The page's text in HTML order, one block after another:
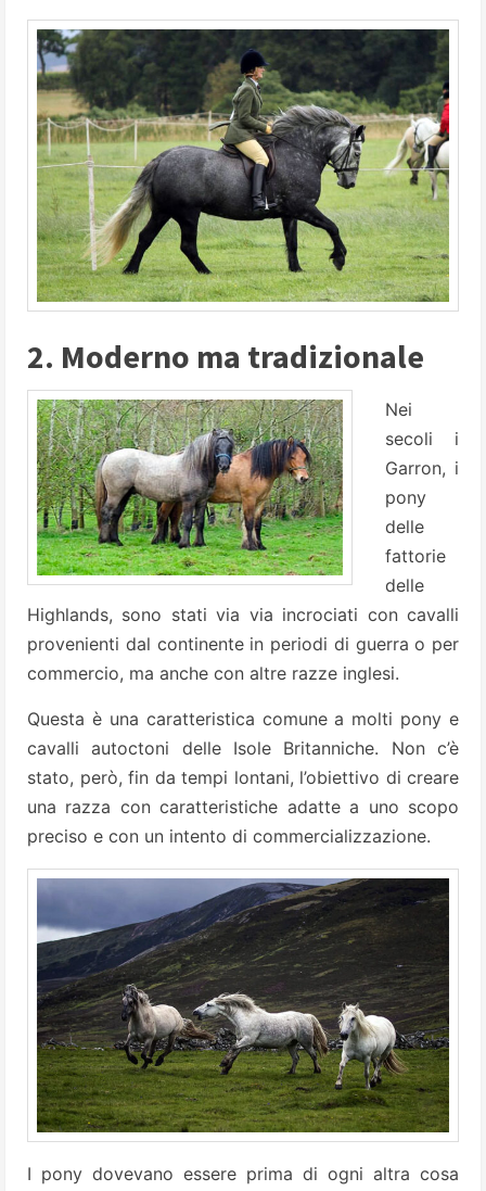
2. Moderno ma tradizionale
Nei
secoli i
Garron, i
pony
delle
fattorie
delle
Highlands, sono stati via via incrociati con cavalli
provenienti dal continente in periodi di guerra o per
commercio, ma anche con altre razze inglesi.
Questa è una caratteristica comune a molti pony e
cavalli autoctoni delle Isole Britanniche. Non c’è
stato, però, fin da tempi lontani, l’obiettivo di creare
una razza con caratteristiche adatte a uno scopo
preciso e con un intento di commercializzazione.
I pony dovevano essere prima di ogni altra cosa